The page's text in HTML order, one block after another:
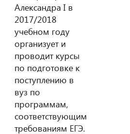
Александра I в
2017/2018
учебном году
организует и
проводит курсы
по подготовке к
поступлению в
вуз по
программам,
соответствующим
требованиям ЕГЭ.